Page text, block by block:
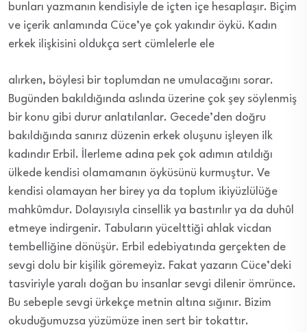
bunları yazmanın kendisiyle de içten içe hesaplaşır. Biçim
ve içerik anlamında Cüce’ye çok yakındır öykü. Kadın
erkek ilişkisini oldukça sert cümlelerle ele
alırken, böylesi bir toplumdan ne umulacağını sorar.
Bugünden bakıldığında aslında üzerine çok şey söylenmiş
bir konu gibi durur anlatılanlar. Gecede’den doğru
bakıldığında sanırız düzenin erkek oluşunu işleyen ilk
kadındır Erbil. İlerleme adına pek çok adımın atıldığı
ülkede kendisi olamamanın öyküsünü kurmuştur. Ve
kendisi olamayan her birey ya da toplum ikiyüzlülüğe
mahkûmdur. Dolayısıyla cinsellik ya bastırılır ya da duhûl
etmeye indirgenir. Tabuların yücelttiği ahlak vicdan
tembelliğine dönüşür. Erbil edebiyatında gerçekten de
sevgi dolu bir kişilik göremeyiz. Fakat yazarın Cüce’deki
tasviriyle yaralı doğan bu insanlar sevgi dilenir ömrünce.
Bu sebeple sevgi ürkekçe metnin altına sığınır. Bizim
okuduğumuzsa yüzümüze inen sert bir tokattır.